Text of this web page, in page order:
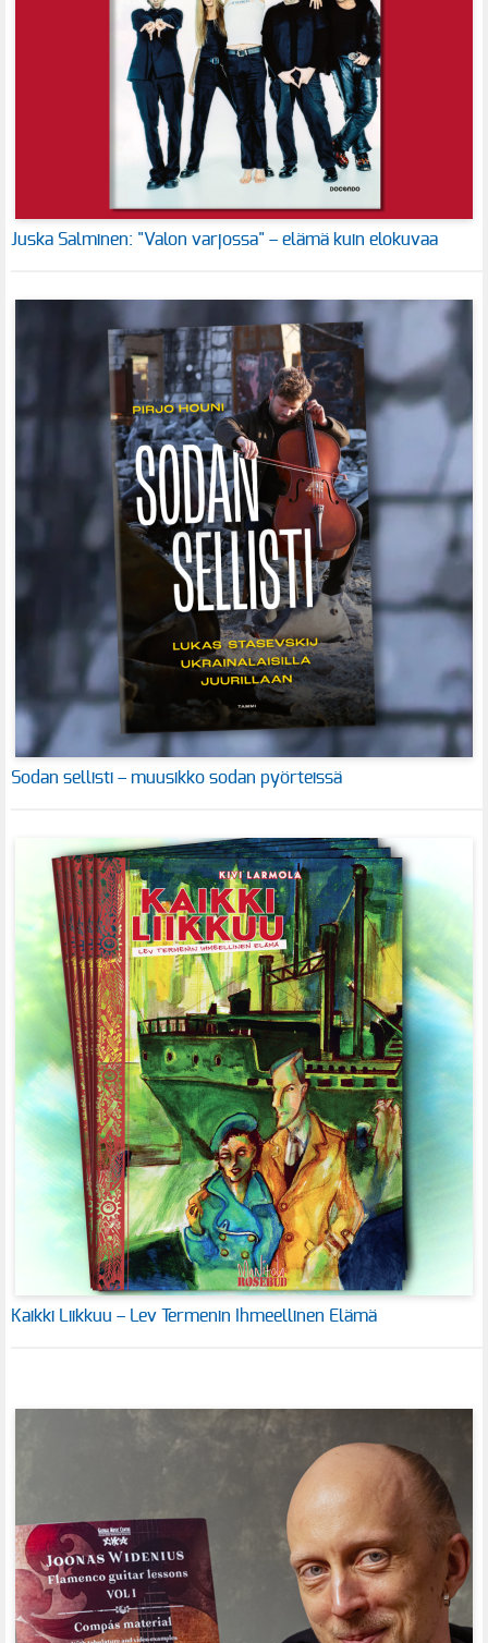
Juska Salminen: "Valon varjossa" – elämä kuin elokuvaa
Sodan sellisti – muusikko sodan pyörteissä
Kaikki Liikkuu – Lev Termenin Ihmeellinen Elämä